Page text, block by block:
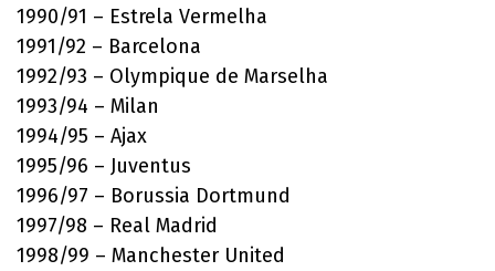
1990/91 – Estrela Vermelha
1991/92 – Barcelona
1992/93 – Olympique de Marselha
1993/94 – Milan
1994/95 – Ajax
1995/96 – Juventus
1996/97 – Borussia Dortmund
1997/98 – Real Madrid
1998/99 – Manchester United